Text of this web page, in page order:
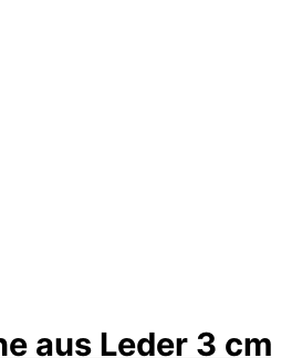
aus Leder 3 cm